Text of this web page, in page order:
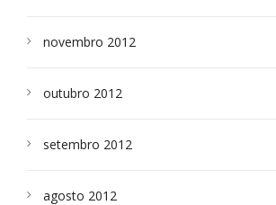
novembro 2012
outubro 2012
setembro 2012
agosto 2012